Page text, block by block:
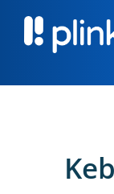
content